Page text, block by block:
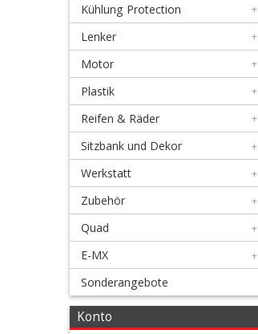
Luftfilter
feuerfest
Honda
Kawasaki
Kühlung Protection +
Lenker +
Motor +
Plastik +
Reifen & Räder +
Sitzbank und Dekor +
Werkstatt +
Zubehör +
Quad +
E-MX +
Sonderangebote
Konto